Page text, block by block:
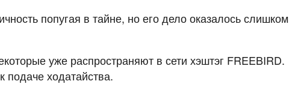
попугая в тайне, но его дело оказалось слишком
уже распространяют в сети хэштэг FREEBIRD.
подаче ходатайства.